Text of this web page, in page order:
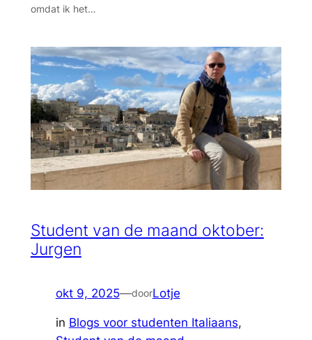
omdat ik het…
Student van de maand oktober:
Jurgen
okt 9, 2025—doorLotje
in Blogs voor studenten Italiaans